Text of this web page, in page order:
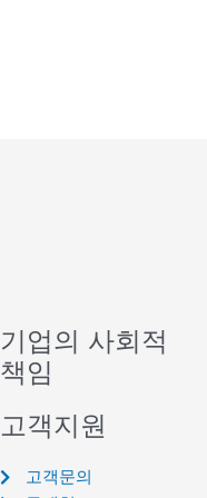
기업의 사회적
책임
고객지원
고객문의